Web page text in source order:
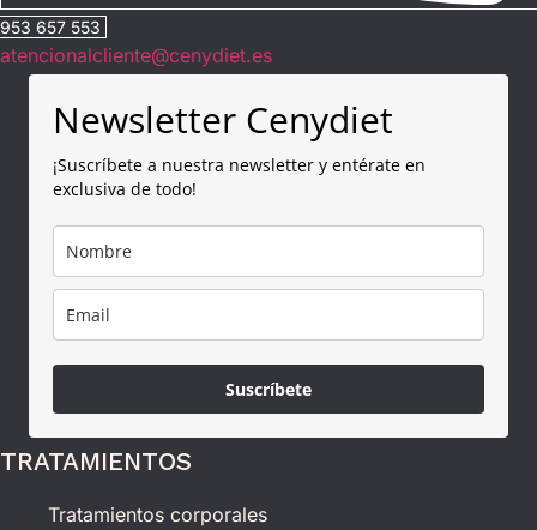
953 657 553
atencionalcliente@cenydiet.es
Newsletter Cenydiet
¡Suscríbete a nuestra newsletter y entérate en
exclusiva de todo!
Suscríbete
TRATAMIENTOS
Tratamientos corporales